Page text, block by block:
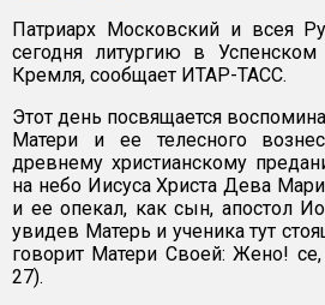
Патриарх Московский и всея
сегодня литургию в
Кремля, сообщает ИТАР-ТАСС.
Этот день посвящается
Матери и ее телесного
древнему христианскому
на небо Иисуса Христа Дева
и ее опекал, как сын, апостол
увидев Матерь и ученика тут
говорит Матери Своей: Жено!
27).